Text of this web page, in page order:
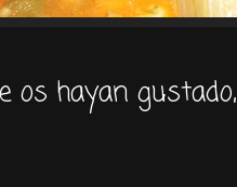
os hayan